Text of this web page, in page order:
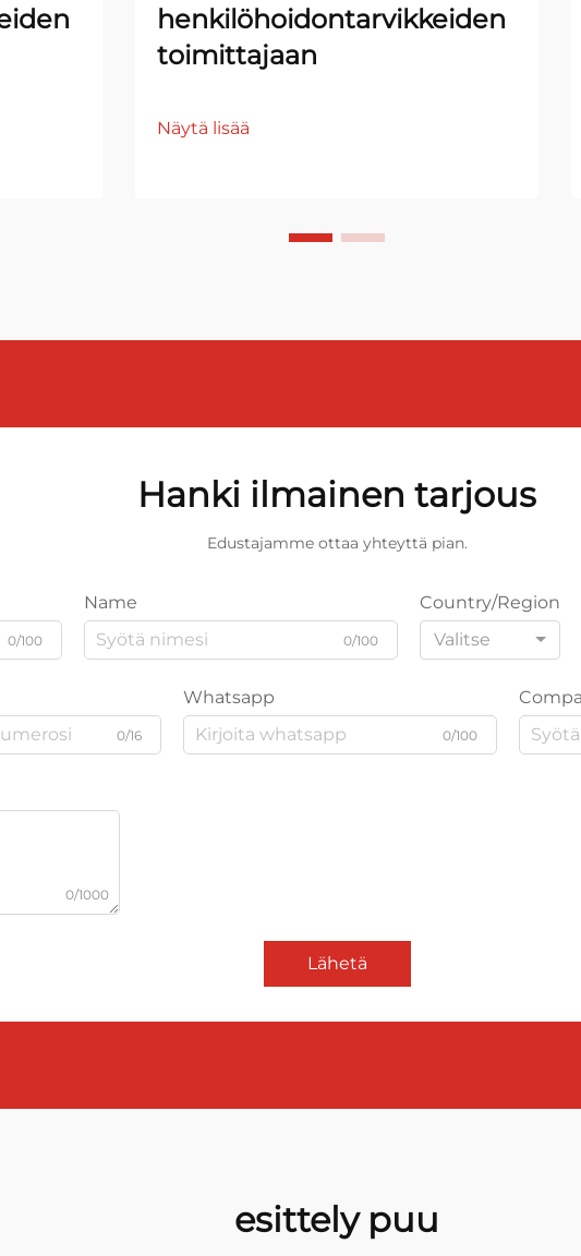
henkilöhoidontarvikkeiden
toimittajaan
Näytä lisää
Hanki ilmainen tarjous
Edustajamme ottaa yhteyttä pian.
0/100
Name
0/100
Country/Region
Valitse
0/16
Whatsapp
0/100
0/1000
Lähetä
esittely puu